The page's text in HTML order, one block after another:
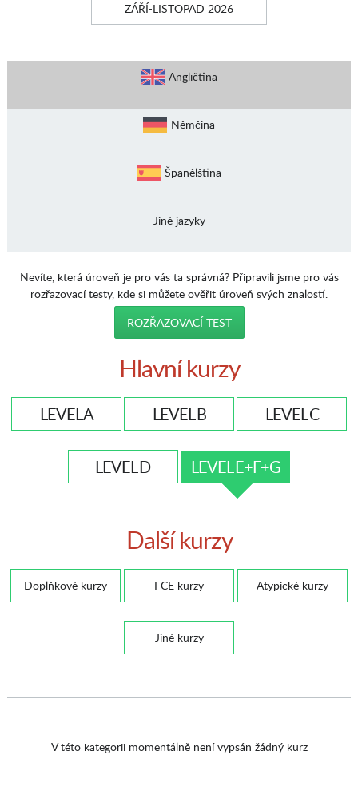
ZÁŘÍ-LISTOPAD 2026
Angličtina
Němčina
Španělština
Jiné jazyky
Nevíte, která úroveň je pro vás ta správná? Připravili jsme pro vás
rozřazovací testy, kde si můžete ověřit úroveň svých znalostí.
ROZŘAZOVACÍ TEST
Hlavní kurzy
LEVEL A LEVEL B LEVEL C
LEVEL D LEVEL E+F+G
Další kurzy
Doplňkové kurzy FCE kurzy Atypické kurzy
Jiné kurzy
V této kategorii momentálně není vypsán žádný kurz